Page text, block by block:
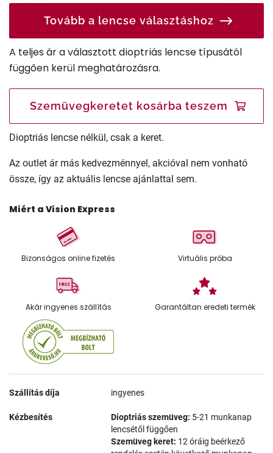
Tovább a lencse választáshoz
A teljes ár a választott dioptriás lencse típusától
függően kerül meghatározásra.
Szemüvegkeretet kosárba teszem
Dioptriás lencse nélkül, csak a keret.
Az outlet ár más kedvezménnyel, akcióval nem vonható
össze, így az aktuális lencse ajánlattal sem.
Miért a Vision Express
Bizonságos online fizetés Virtuális próba
Akár ingyenes szállítás Garantáltan eredeti termék
Szállítás díja ingyenes
Kézbesítés Dioptriás szemüveg: 5-21 munkanap
lencsétől függően
Szemüveg keret: 12 óráig beérkező